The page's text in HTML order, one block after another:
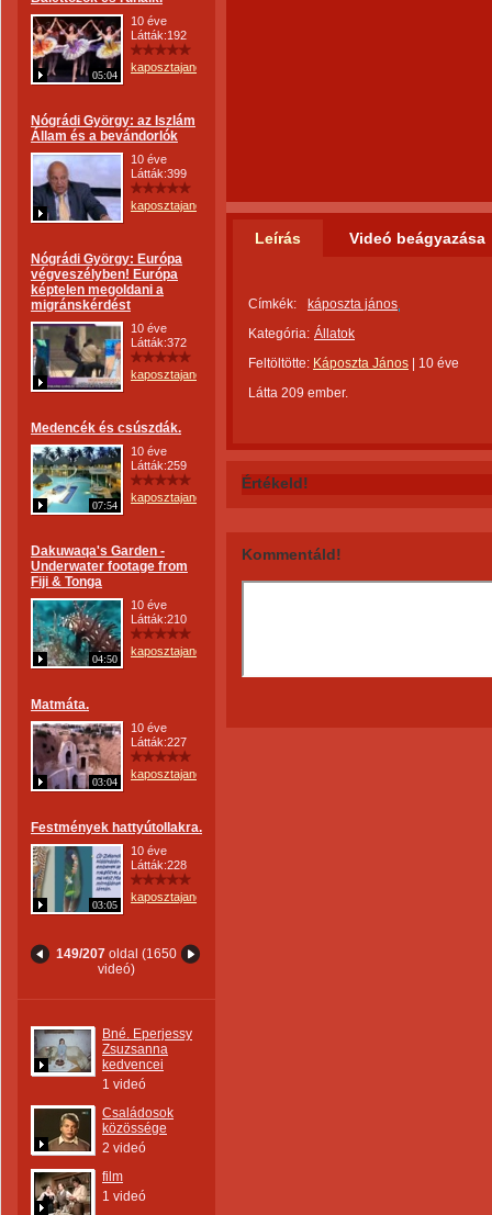
05:04
10 éve
Látták:192
kaposztajanos
Nógrádi György: az Iszlám
Állam és a bevándorlók
10 éve
Látták:399
kaposztajanos
Nógrádi György: Európa
végveszélyben! Európa
képtelen megoldani a
migránskérdést
10 éve
Látták:372
kaposztajanos
Medencék és csúszdák.
07:54
10 éve
Látták:259
kaposztajanos
Dakuwaqa's Garden -
Underwater footage from
Fiji & Tonga
04:50
10 éve
Látták:210
kaposztajanos
Matmáta.
03:04
10 éve
Látták:227
kaposztajanos
Festmények hattyútollakra.
03:05
10 éve
Látták:228
kaposztajanos
149/207 oldal (1650
videó)
Bné. Eperjessy
Zsuzsanna
kedvencei
1 videó
Családosok
közössége
2 videó
film
1 videó
Leírás Videó beágyazása
Címkék:
káposzta jános
Kategória: Állatok
Feltöltötte: Káposzta János
10 éve
Látta 209 ember.
Értékeld!
Kommentáld!